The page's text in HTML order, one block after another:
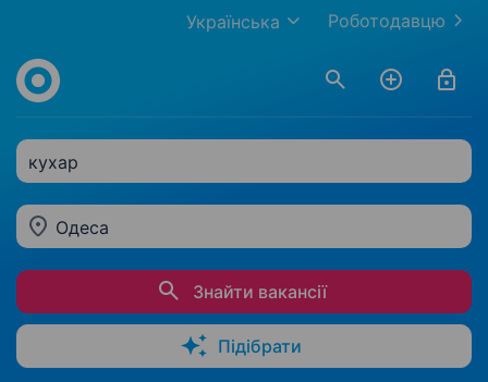
Роботодавцю
Українська
кухар
Одеса
Знайти вакансії
Підібрати